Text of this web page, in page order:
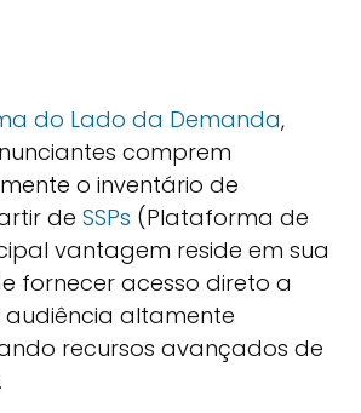
do Lado da Demanda,
comprem
o inventário de
de SSPs (Plataforma de
vantagem reside em sua
fornecer acesso direto a
altamente
recursos avançados de